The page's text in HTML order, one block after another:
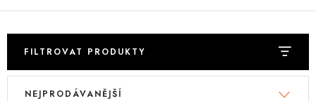
Doprava a platba Vše o nákupu Kontakty
Poradna
O nás
Blog
FILTROVAT PRODUKTY
V
Ř
NEJPRODÁVANĚJŠÍ